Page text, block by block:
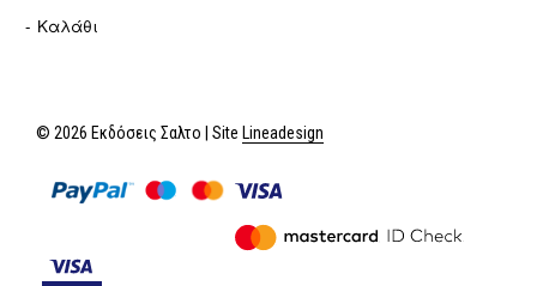
Καλάθι
© 2026 Εκδόσεις Σαλτο | Site Lineadesign